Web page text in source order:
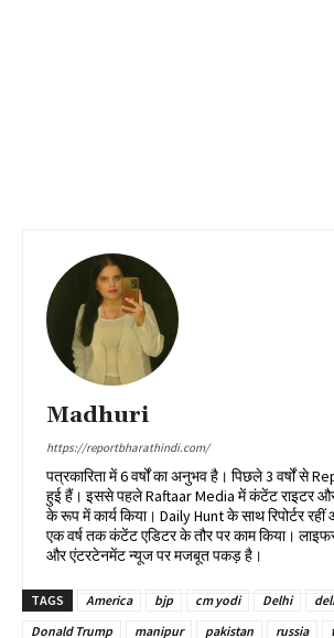
Madhuri
https://reportbharathindi.com/
पत्रकारिता में 6 वर्षों का अनुभव है। पिछले 3 वर्षों से
हुई हैं। इससे पहले Raftaar Media में कंटेंट राइटर
के रूप में कार्य किया। Daily Hunt के साथ रिपोर्टर
एक वर्ष तक कंटेंट एडिटर के तौर पर काम किया।
और एंटरटेनमेंट न्यूज पर मजबूत पकड़ है।
TAGS America bjp cm yodi Delhi
Donald Trump
manipur pakistan russia